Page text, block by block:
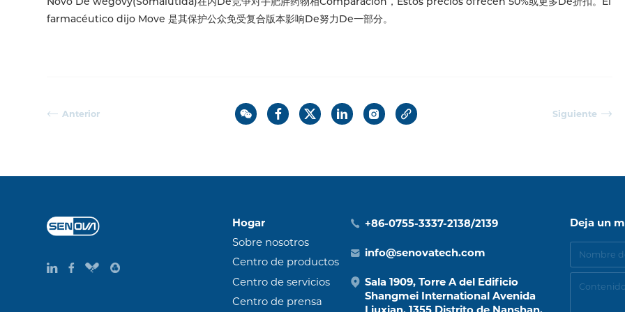
farmacéutico dijo Move 是其保护公众免受复合版本影响De努力De一部分。
Anterior Siguiente
Hogar
Sobre nosotros
Centro de productos
Centro de servicios
Centro de prensa
+86-0755-3337-2138/2139
info@senovatech.com
Sala 1909, Torre A del Edificio
Shangmei International Avenida
Deja un